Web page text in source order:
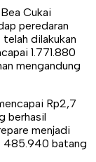
Cukai
peredaran
dilakukan
1.771.880
mengandung
Rp2,7
berhasil
menjadi
485.940 batang